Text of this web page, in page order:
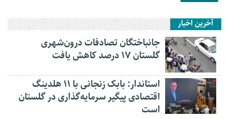
آخرین اخبار
جانباختگان تصادفات درون‌شهری
گلستان ۱۷ درصد کاهش یافت
استاندار: بابک زنجانی با ۱۱ هلدینگ
اقتصادی پیگیر سرمایه‌گذاری در گلستان
است